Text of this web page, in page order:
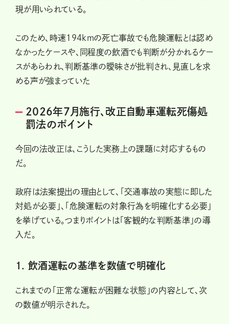
現が用いられている。
このため、時速194kmの死亡事故でも危険運転とは認め
なかったケースや、同程度の飲酒でも判断が分かれるケー
スがあらわれ、判断基準の曖昧さが批判され、見直しを求
める声が強まっていた
2026年7月施行、改正自動車運転死傷処
罰法のポイント
今回の法改正は、こうした実務上の課題に対応するもの
だ。
政府は法案提出の理由として、「交通事故の実態に即した
対処が必要」、「危険運転の対象行為を明確化する必要」
を挙げている。つまりポイントは「客観的な判断基準」の導
入だ。
1. 飲酒運転の基準を数値で明確化
これまでの「正常な運転が困難な状態」の内容として、次
の数値が明示された。